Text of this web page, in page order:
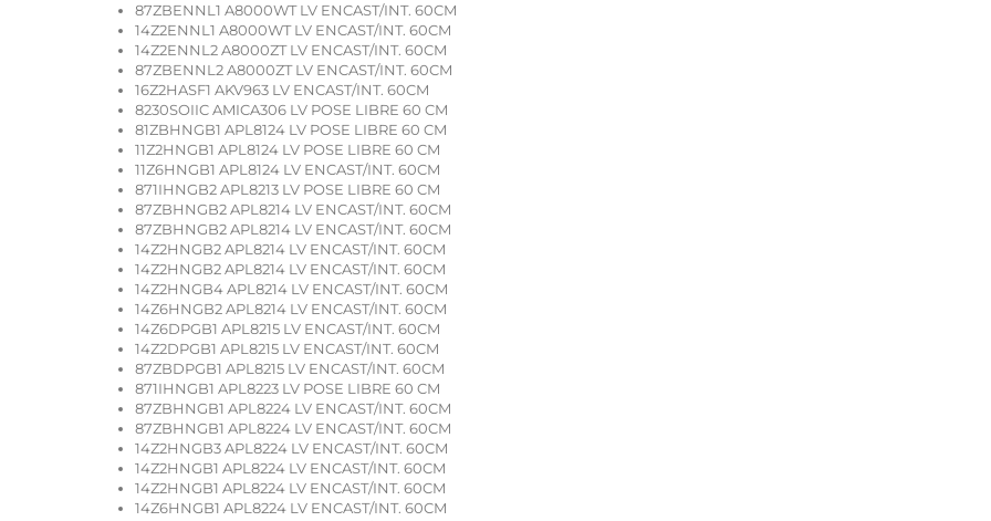
87ZBENNL1 A8000WT LV ENCAST/INT. 60CM
14Z2ENNL1 A8000WT LV ENCAST/INT. 60CM
14Z2ENNL2 A8000ZT LV ENCAST/INT. 60CM
87ZBENNL2 A8000ZT LV ENCAST/INT. 60CM
16Z2HASF1 AKV963 LV ENCAST/INT. 60CM
8230SOIIC AMICA306 LV POSE LIBRE 60 CM
81ZBHNGB1 APL8124 LV POSE LIBRE 60 CM
11Z2HNGB1 APL8124 LV POSE LIBRE 60 CM
11Z6HNGB1 APL8124 LV ENCAST/INT. 60CM
871IHNGB2 APL8213 LV POSE LIBRE 60 CM
87ZBHNGB2 APL8214 LV ENCAST/INT. 60CM
87ZBHNGB2 APL8214 LV ENCAST/INT. 60CM
14Z2HNGB2 APL8214 LV ENCAST/INT. 60CM
14Z2HNGB2 APL8214 LV ENCAST/INT. 60CM
14Z2HNGB4 APL8214 LV ENCAST/INT. 60CM
14Z6HNGB2 APL8214 LV ENCAST/INT. 60CM
14Z6DPGB1 APL8215 LV ENCAST/INT. 60CM
14Z2DPGB1 APL8215 LV ENCAST/INT. 60CM
87ZBDPGB1 APL8215 LV ENCAST/INT. 60CM
871IHNGB1 APL8223 LV POSE LIBRE 60 CM
87ZBHNGB1 APL8224 LV ENCAST/INT. 60CM
87ZBHNGB1 APL8224 LV ENCAST/INT. 60CM
14Z2HNGB3 APL8224 LV ENCAST/INT. 60CM
14Z2HNGB1 APL8224 LV ENCAST/INT. 60CM
14Z2HNGB1 APL8224 LV ENCAST/INT. 60CM
14Z6HNGB1 APL8224 LV ENCAST/INT. 60CM